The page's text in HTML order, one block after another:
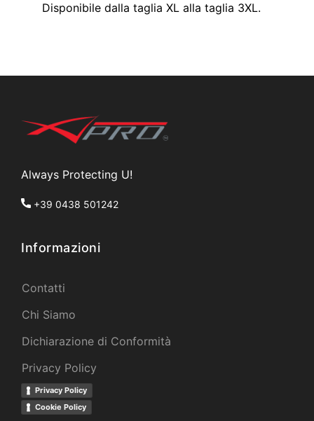
Disponibile dalla taglia XL alla taglia 3XL.
Always Protecting U!
+39 0438 501242
Informazioni
Contatti
Chi Siamo
Dichiarazione di Conformità
Privacy Policy
Privacy Policy
Cookie Policy